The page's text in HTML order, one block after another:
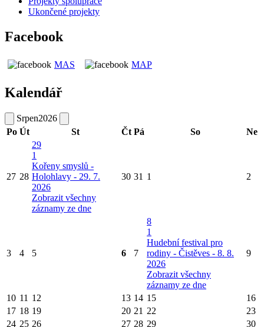
Ukončené projekty
Facebook
MAS MAP
Kalendář
Srpen2026
Po Út St Čt Pá So Ne
27 28
29
1
Kořeny smyslů -
Holohlavy - 29. 7.
2026
Zobrazit všechny
záznamy ze dne
30 31 1 2
3 4 5 6 7
8
1
Hudební festival pro
rodiny - Čistěves - 8. 8.
2026
Zobrazit všechny
záznamy ze dne
9
10 11 12 13 14 15
16
17 18 19 20 21 22
23
24 25 26 27 28 29
30